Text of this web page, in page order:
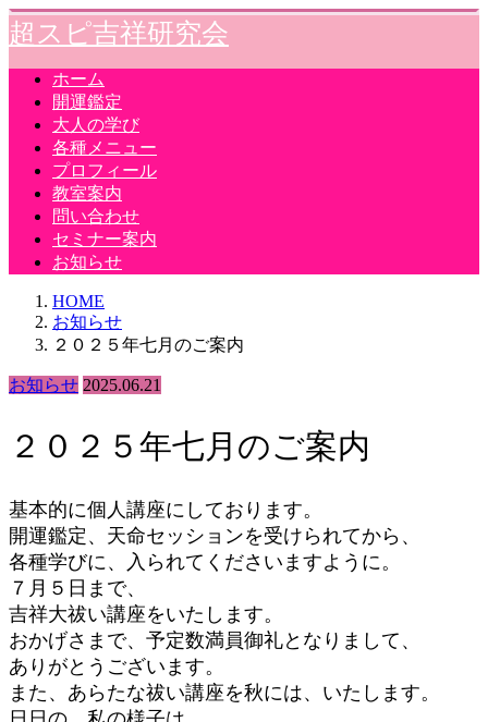
超スピ吉祥研究会
ホーム
開運鑑定
大人の学び
各種メニュー
プロフィール
教室案内
問い合わせ
セミナー案内
お知らせ
HOME
お知らせ
２０２５年七月のご案内
お知らせ 2025.06.21
２０２５年七月のご案内
基本的に個人講座にしております。
開運鑑定、天命セッションを受けられてから、
各種学びに、入られてくださいますように。
７月５日まで、
吉祥大祓い講座をいたします。
おかげさまで、予定数満員御礼となりまして、
ありがとうございます。
また、あらたな祓い講座を秋には、いたします。